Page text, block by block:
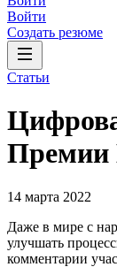
Войти
Создать резюме
Статьи
Премии
14 марта 2022
Даже в мире с
улучшать
комментарии